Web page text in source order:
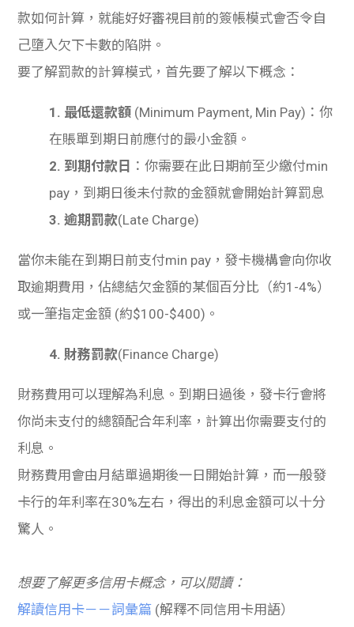
款如何計算，就能好好審視目前的簽帳模式會否令自
己墮入欠下卡數的陷阱。
要了解罰款的計算模式，首先要了解以下概念：
1. 最低還款額 (Minimum Payment, Min Pay)：你
在賬單到期日前應付的最小金額。
2. 到期付款日 ：你需要在此日期前至少繳付min
pay，到期日後未付款的金額就會開始計算罰息
3. 逾期罰款(Late Charge)
當你未能在到期日前支付min pay，發卡機構會向你收
取逾期費用，佔總結欠金額的某個百分比（約1-4%）
或一筆指定金額 (約$100-$400)。
4. 財務罰款(Finance Charge)
財務費用可以理解為利息。到期日過後，發卡行會將
你尚未支付的總額配合年利率，計算出你需要支付的
利息。
財務費用會由月結單過期後一日開始計算，而一般發
卡行的年利率在30%左右，得出的利息金額可以十分
驚人。
想要了解更多信用卡概念，可以閱讀：
解讀信用卡－－詞彙篇 (解釋不同信用卡用語）